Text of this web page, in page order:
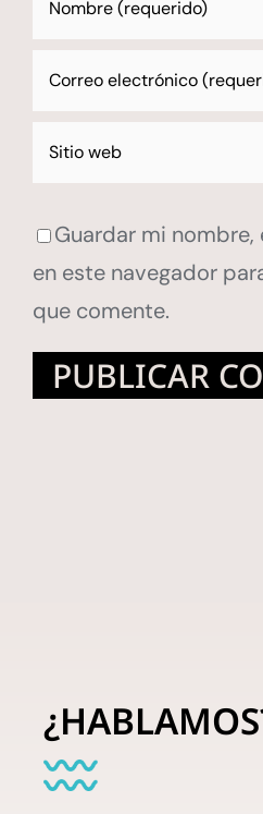
Guardar mi
en este navegador
que comente.